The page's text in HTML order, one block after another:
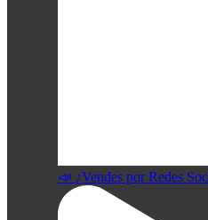
📣 ¿Vendes por Redes